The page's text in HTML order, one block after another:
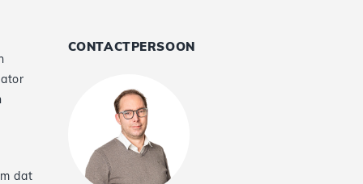
dat
CONTACTPERSOON